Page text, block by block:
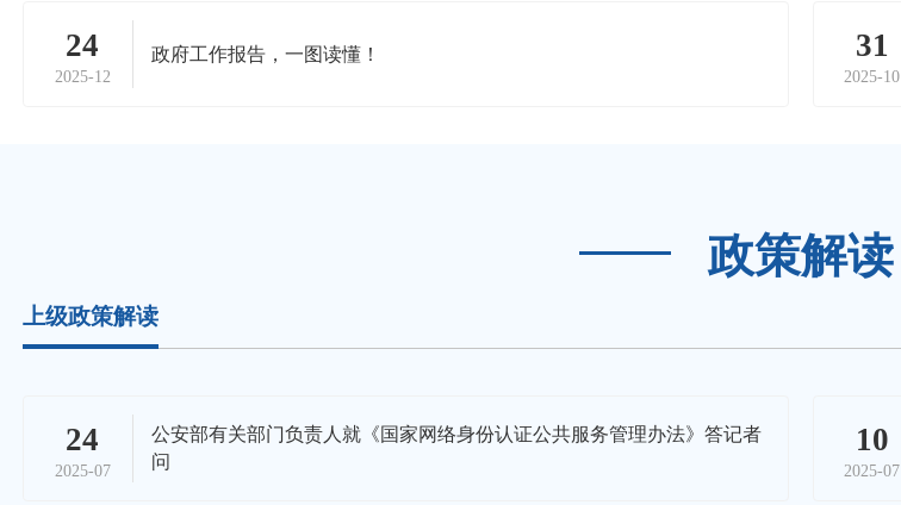
24
2025-12
政府工作报告，一图读懂！ 31
2025-10
政策解读
上级政策解读
24
2025-07
公安部有关部门负责人就《国家网络身份认证公共服务管理办法》答记者
问
10
2025-07